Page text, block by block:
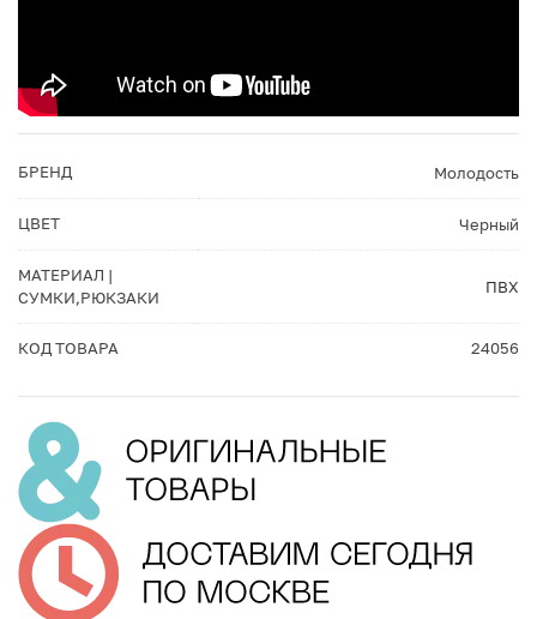
БРЕНД Молодость
ЦВЕТ Черный
МАТЕРИАЛ |
СУМКИ,РЮКЗАКИ
ПВХ
КОД ТОВАРА 24056